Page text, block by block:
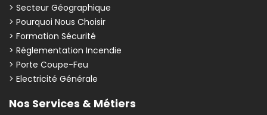
> Secteur Géographique
> Pourquoi Nous Choisir
> Formation Sécurité
> Réglementation Incendie
> Porte Coupe-Feu
> Electricité Générale
Nos Services & Métiers